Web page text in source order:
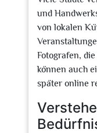
und
von lokalen
Fotografen,
können auch
später online